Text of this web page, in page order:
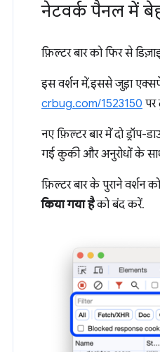
नेटवर्क पैनल में
फ़िल्टर बार को फिर से
इस वर्शन में, इससे जुड़ा
crbug.com/1523150 पर
नए फ़िल्टर बार में दो
गई कुकी और अनुरोधों के
फ़िल्टर बार के पुराने वर्शन
किया गया हैको बंद करें.